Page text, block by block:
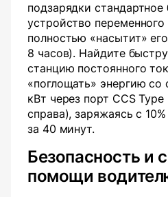
подзарядки
устройство переменного
полностью «насытит»
8 часов). Найдите
станцию постоянного
«поглощать» энергию со
кВт через порт CCS
справа), заряжаясь с
за 40 минут.
Безопасность и
помощи